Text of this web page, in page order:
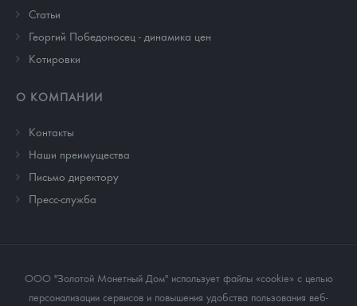
Cтатьи
Георгий Победоносец - динамика цен
Котировки
О КОМПАНИИ
Контакты
Наши преимущества
Письмо директору
Пресс-служба
ООО "Золотой Монетный Дом" использует файлы «cookie» с целью
персонализации сервисов и повышения удобства пользования веб-